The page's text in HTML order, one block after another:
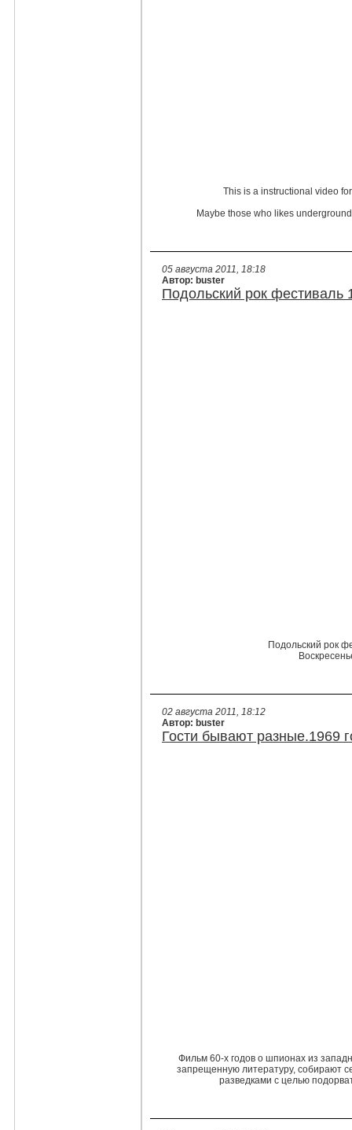
This is a instructional video
Maybe those who likes
05 августа 2011, 18:18
Автор: buster
Подольский рок фестиваль
Подольский рок
02 августа 2011, 18:12
Автор: buster
Гости бывают разные.1969
Фильм 60-х годов о шпионах из
запрещенную литературу, собирают
разведками с целью